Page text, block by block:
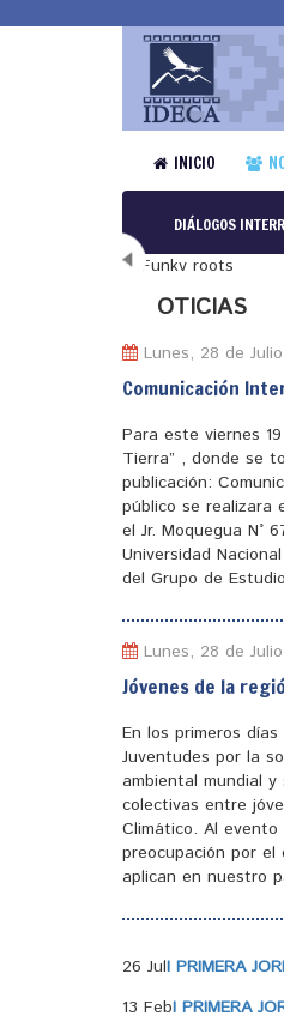
INICIO
DIÁLOGOS
OTICIAS
Lunes, 28 de
Comunicación
Para este viernes
Tierra” , donde se
publicación:
público se realizara
el Jr. Moquegua N°
Universidad
del Grupo de
Lunes, 28 de
Jóvenes de la
En los primeros
Juventudes por la
ambiental mundial
colectivas entre
Climático. Al
preocupación por
aplican en nuestro
26 JulI PRIMERA
13 FebI PRIMERA